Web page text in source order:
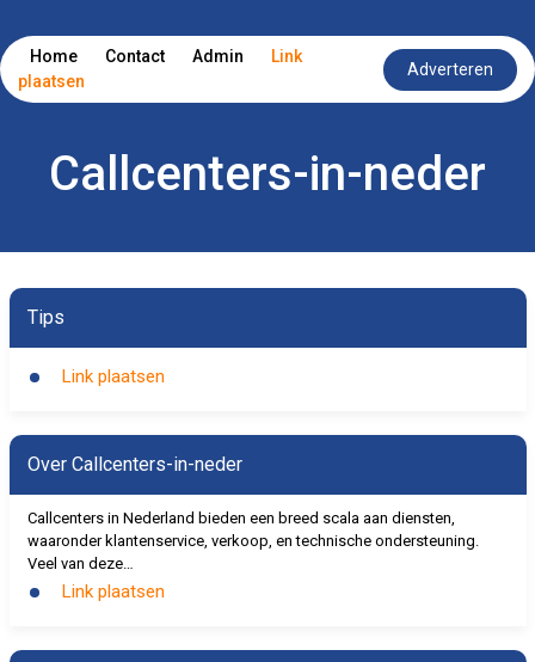
Home Contact Admin
Link
plaatsen
Adverteren
Callcenters-in-neder
Tips
Link plaatsen
Over Callcenters-in-neder
Callcenters in Nederland bieden een breed scala aan diensten,
waaronder klantenservice, verkoop, en technische ondersteuning.
Veel van deze…
Link plaatsen